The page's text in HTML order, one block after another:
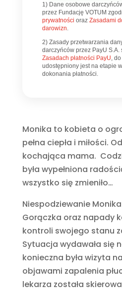
1) Dane osobowe
przez Fundację VOTUM
prywatności oraz Zasadami
darowizn.
2) Zasady przetwarzania
darczyńców przez PayU S.A.
Zasadach płatności PayU,
udostępniony jest na etapie
dokonania płatności.
Monika to kobieta o
pełna ciepła i miłości.
kochająca mama.
była wypełniona
wszystko się zmieniło…
Niespodziewanie
Gorączka oraz napady
kontroli swojego stanu
Sytuacja wydawała się
konieczna była wizyta na
objawami zapalenia
lekarza została